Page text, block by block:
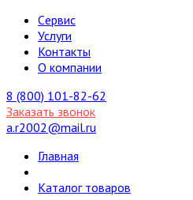
Cервис
Услуги
Контакты
О компании
8 (800) 101-82-62
Заказать звонок
a.r2002@mail.ru
Главная
Каталог товаров